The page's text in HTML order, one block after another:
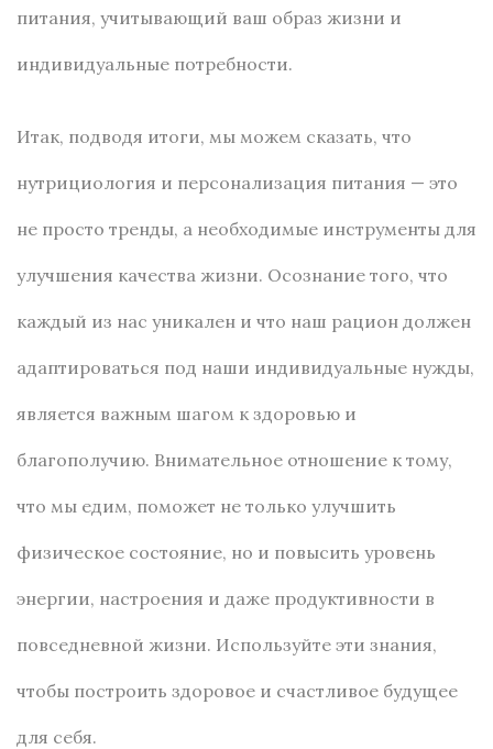
питания, учитывающий ваш образ жизни и
индивидуальные потребности.
Итак, подводя итоги, мы можем сказать, что
нутрициология и персонализация питания — это
не просто тренды, а необходимые инструменты для
улучшения качества жизни. Осознание того, что
каждый из нас уникален и что наш рацион должен
адаптироваться под наши индивидуальные нужды,
является важным шагом к здоровью и
благополучию. Внимательное отношение к тому,
что мы едим, поможет не только улучшить
физическое состояние, но и повысить уровень
энергии, настроения и даже продуктивности в
повседневной жизни. Используйте эти знания,
чтобы построить здоровое и счастливое будущее
для себя.